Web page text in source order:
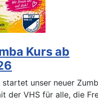
Kurs ab
unser neuer
der VHS für alle, die